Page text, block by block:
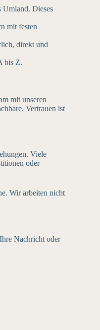
Umland. Dieses
mit festen
direkt und
bis Z.
mit unseren
Vertrauen ist
Viele
oder
Wir arbeiten nicht
Nachricht oder